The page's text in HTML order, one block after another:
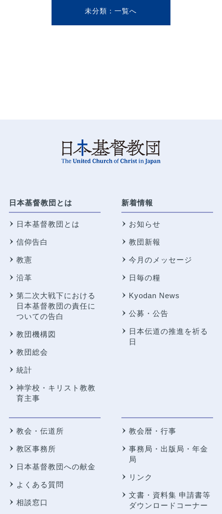
未分類
日本基督教団とは
日本基督教団とは
信仰告白
教憲
沿革
第二次大戦下における
日本基督教団の責任に
ついての告白
教団機構図
教団総会
統計
神学校・キリスト教教
育主事
新着情報
お知らせ
教団新報
今月のメッセージ
日毎の糧
Kyodan News
公募・公告
日本伝道の推進を祈る
日
教会・伝道所
教区事務所
日本基督教団への献金
よくある質問
相談窓口
教会暦・行事
事務局・出版局・年金
局
リンク
文書・資料集 申請書等
ダウンロードコーナー